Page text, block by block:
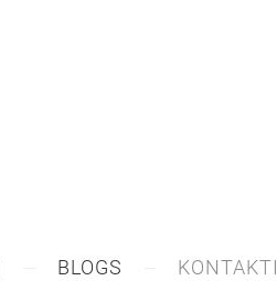
BLOGS KONTAKTI